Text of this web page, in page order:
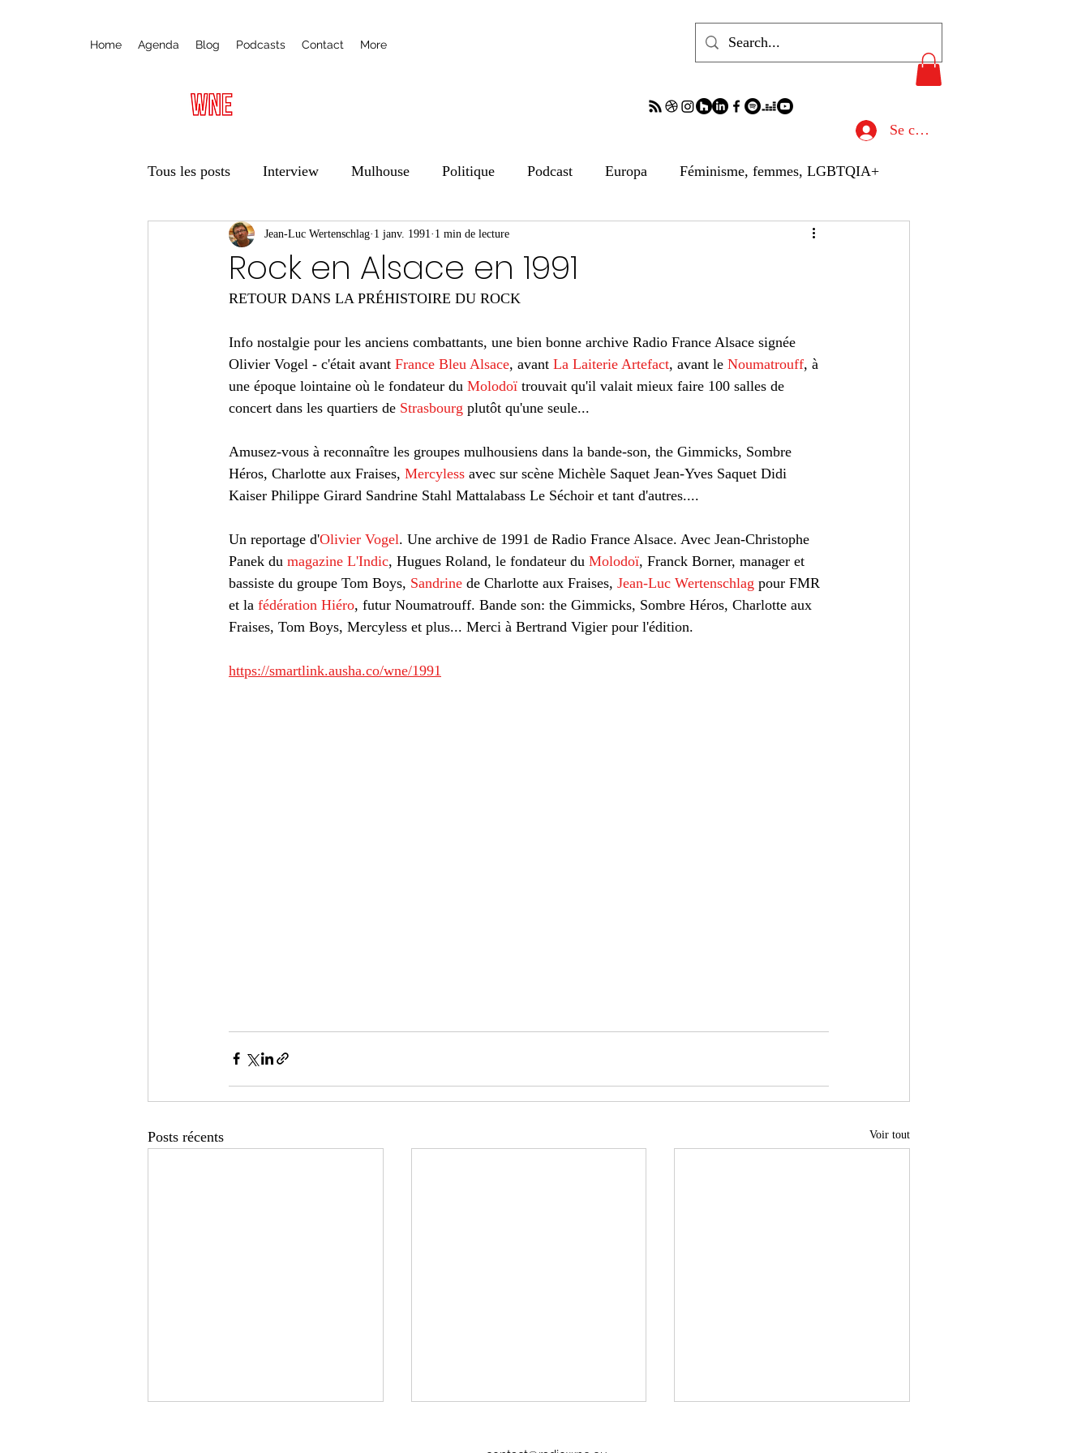
Home Agenda Blog Podcasts Contact More
Se connecter
Tous les posts Interview Mulhouse Politique Podcast Europa Féminisme, femmes, LGBTQIA+
Ateliers Éducation aux médias ESS
Vie des associations Transfrontalier Archives
Cinéma Critique Turquie musique Pressemitteilung
Rock en Alsace en 1991
Jean-Luc Wertenschlag 1 janv. 1991 1 min de lecture
RETOUR DANS LA PRÉHISTOIRE DU ROCK
Info nostalgie pour les anciens combattants, une bien bonne archive Radio France Alsace signée
Olivier Vogel - c'était avant France Bleu Alsace, avant La Laiterie Artefact, avant le Noumatrouff, à
une époque lointaine où le fondateur du Molodoï trouvait qu'il valait mieux faire 100 salles de
concert dans les quartiers de Strasbourg plutôt qu'une seule...
Amusez-vous à reconnaître les groupes mulhousiens dans la bande-son, the Gimmicks, Sombre
Héros, Charlotte aux Fraises, Mercyless avec sur scène Michèle Saquet Jean-Yves Saquet Didi
Kaiser Philippe Girard Sandrine Stahl Mattalabass Le Séchoir et tant d'autres....
Un reportage d'Olivier Vogel. Une archive de 1991 de Radio France Alsace. Avec Jean-Christophe
Panek du magazine L'Indic, Hugues Roland, le fondateur du Molodoï, Franck Borner, manager et
bassiste du groupe Tom Boys, Sandrine de Charlotte aux Fraises, Jean-Luc Wertenschlag pour FMR
et la fédération Hiéro, futur Noumatrouff. Bande son: the Gimmicks, Sombre Héros, Charlotte aux
Fraises, Tom Boys, Mercyless et plus... Merci à Bertrand Vigier pour l'édition.
https://smartlink.ausha.co/wne/1991
Posts récents Voir tout